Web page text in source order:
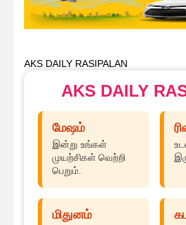
AKS DAILY RASIPALAN
AKS DAILY
மேஷம்
இன்று உங்கள்
முயற்சிகள் வெற்றி
பெறும்.
மிதுனம்